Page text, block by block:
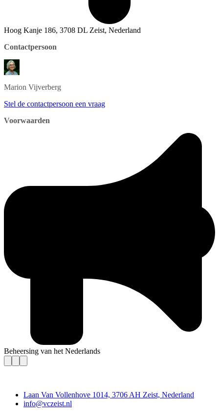
Hoog Kanje 186, 3708 DL Zeist, Nederland
Contactpersoon
Marion Vijverberg
Stel de contactpersoon een vraag
Voorwaarden
Beheersing van het Nederlands
Laan Van Vollenhove 1014, 3706 AH Zeist, Nederland
info@vczeist.nl